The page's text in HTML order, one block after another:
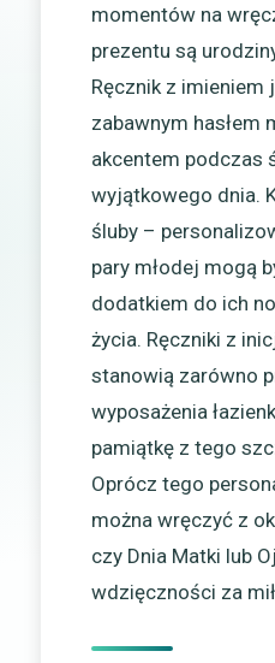
momentów na
prezentu są
Ręcznik z imieniem
zabawnym hasłem
akcentem podczas
wyjątkowego dnia.
śluby –
pary młodej mogą
dodatkiem do ich
życia. Ręczniki z
stanowią zarówno
wyposażenia
pamiątkę z tego
Oprócz tego
można wręczyć z
czy Dnia Matki lub
wdzięczności za